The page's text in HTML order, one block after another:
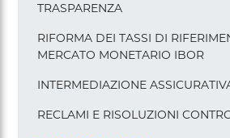
pagine
footer
TRASPARENZA
RIFORMA DEI TASSI DI
MERCATO MONETARIO IBOR
INTERMEDIAZIONE
RECLAMI E RISOLUZIONI